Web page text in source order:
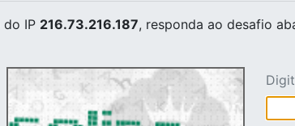
do IP 216.73.216.187, responda ao desafio